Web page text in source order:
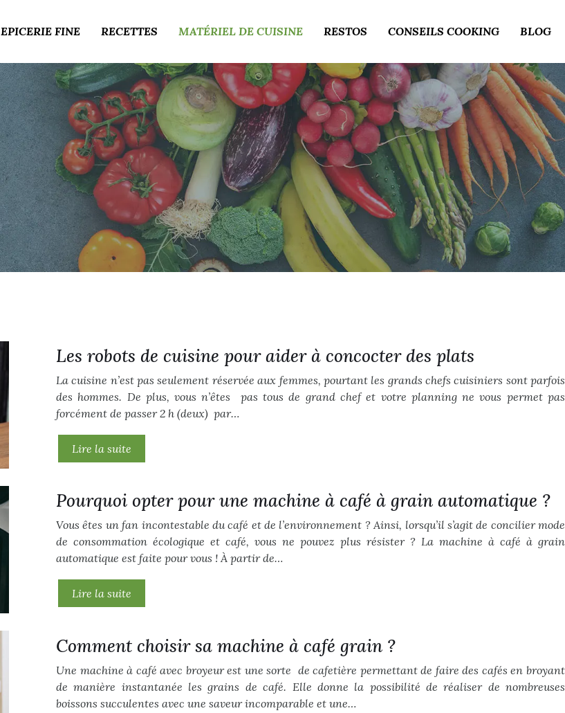
EPICERIE FINE RECETTES MATÉRIEL DE CUISINE RESTOS CONSEILS COOKING BLOG
Les robots de cuisine pour aider à concocter des plats
La cuisine n’est pas seulement réservée aux femmes, pourtant les grands chefs cuisiniers sont parfois
des hommes. De plus, vous n’êtes pas tous de grand chef et votre planning ne vous permet pas
forcément de passer 2 h (deux) par…
Lire la suite
Pourquoi opter pour une machine à café à grain automatique ?
Vous êtes un fan incontestable du café et de l’environnement ? Ainsi, lorsqu’il s’agit de concilier mode
de consommation écologique et café, vous ne pouvez plus résister ? La machine à café à grain
automatique est faite pour vous ! À partir de…
Lire la suite
Comment choisir sa machine à café grain ?
Une machine à café avec broyeur est une sorte de cafetière permettant de faire des cafés en broyant
de manière instantanée les grains de café. Elle donne la possibilité de réaliser de nombreuses
boissons succulentes avec une saveur incomparable et une…